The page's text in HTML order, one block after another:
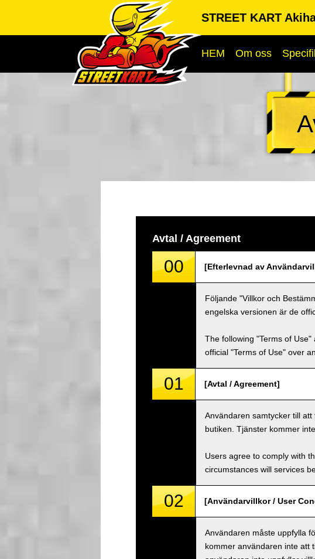
STREET KART
HEM Om oss
Avtal / Agreement
00 [Efterlevnad av
Följande "Villkor och
engelska versionen är de
The following "Terms of
official "Terms of Use" over
01 [Avtal / Agreement]
Användaren samtycker till
butiken. Tjänster kommer
Users agree to comply with
circumstances will services
02 [Användarvillkor / User
Användaren måste uppfylla
kommer användaren inte att